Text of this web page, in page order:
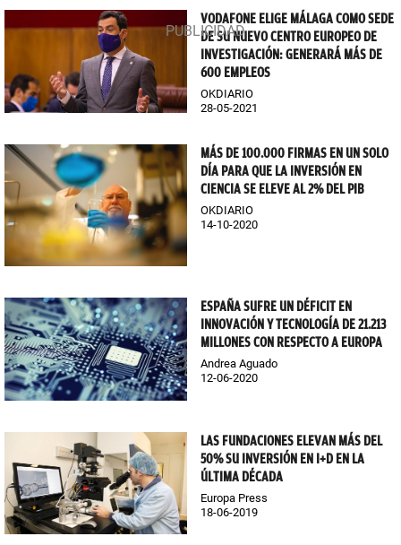
VODAFONE ELIGE MÁLAGA COMO SEDE
DE SU NUEVO CENTRO EUROPEO DE
INVESTIGACIÓN: GENERARÁ MÁS DE
600 EMPLEOS
OKDIARIO
28-05-2021
MÁS DE 100.000 FIRMAS EN UN SOLO
DÍA PARA QUE LA INVERSIÓN EN
CIENCIA SE ELEVE AL 2% DEL PIB
OKDIARIO
14-10-2020
ESPAÑA SUFRE UN DÉFICIT EN
INNOVACIÓN Y TECNOLOGÍA DE 21.213
MILLONES CON RESPECTO A EUROPA
Andrea Aguado
12-06-2020
LAS FUNDACIONES ELEVAN MÁS DEL
50% SU INVERSIÓN EN I+D EN LA
ÚLTIMA DÉCADA
Europa Press
18-06-2019